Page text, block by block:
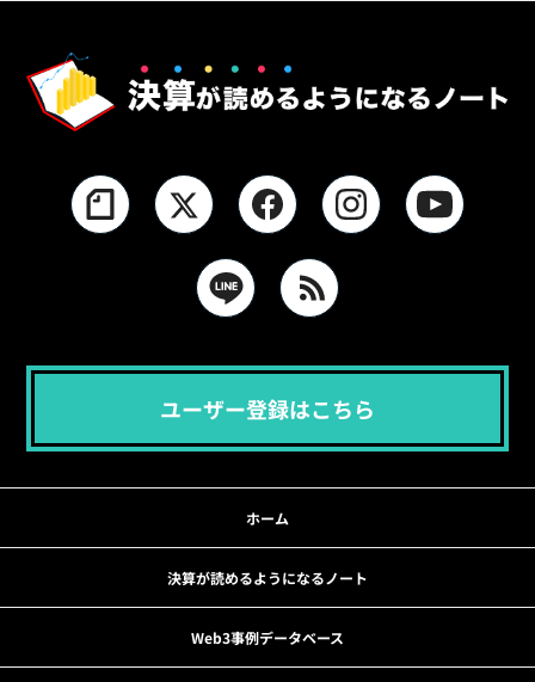
ユーザー登録はこちら
ホーム
決算が読めるようになるノート
Web3事例データベース